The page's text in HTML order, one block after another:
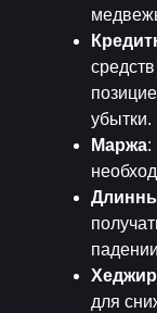
убытки.
Маржа:
для